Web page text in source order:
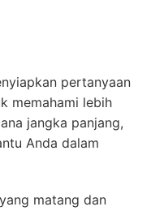
pertanyaan
memahami lebih
jangka panjang,
Anda dalam
matang dan